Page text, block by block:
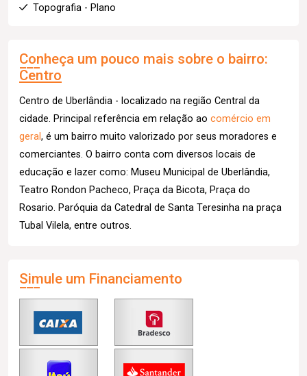
Topografia - Plano
Conheça um pouco mais sobre o bairro:
Centro
Centro de Uberlândia - localizado na região Central da
cidade. Principal referência em relação ao comércio em
geral, é um bairro muito valorizado por seus moradores e
comerciantes. O bairro conta com diversos locais de
educação e lazer como: Museu Municipal de Uberlândia,
Teatro Rondon Pacheco, Praça da Bicota, Praça do
Rosario. Paróquia da Catedral de Santa Teresinha na praça
Tubal Vilela, entre outros.
Simule um Financiamento